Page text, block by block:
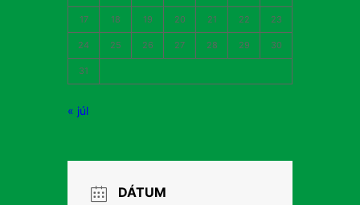
17 18 19 20 21 22 23
24 25 26 27 28 29 30
31
« júl
DÁTUM